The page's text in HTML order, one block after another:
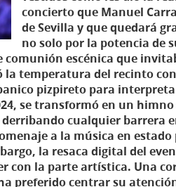
concierto que Manuel
de Sevilla y que quedará
no solo por la potencia de
escénica que
la temperatura del recinto
pizpireto para interpretar
se transformó en un
cualquier barrera
a la música en
la resaca digital del
con la parte artística. Una
preferido centrar su